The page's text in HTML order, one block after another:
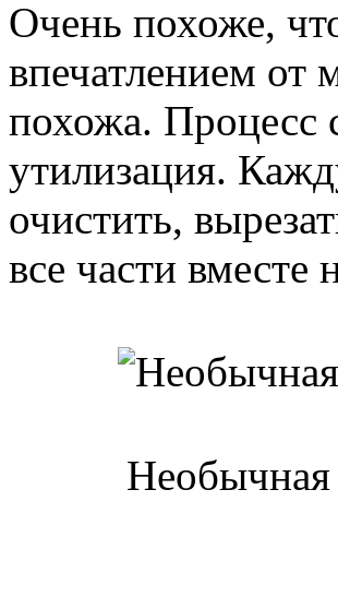
Очень похоже,
впечатлением
похожа. Процесс
утилизация.
очистить,
все части вместе
Необычная